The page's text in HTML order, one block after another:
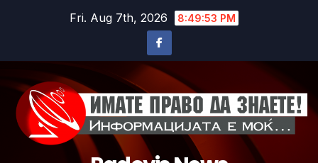
Fri. Aug 7th, 2026 8:49:56 PM